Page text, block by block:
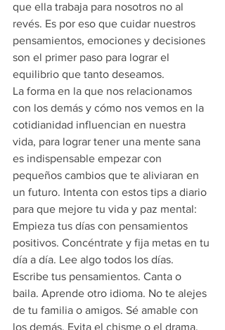
que ella trabaja para nosotros no al
revés. Es por eso que cuidar nuestros
pensamientos, emociones y decisiones
son el primer paso para lograr el
equilibrio que tanto deseamos.
La forma en la que nos relacionamos
con los demás y cómo nos vemos en la
cotidianidad influencian en nuestra
vida, para lograr tener una mente sana
es indispensable empezar con
pequeños cambios que te aliviaran en
un futuro. Intenta con estos tips a diario
para que mejore tu vida y paz mental:
Empieza tus días con pensamientos
positivos. Concéntrate y fija metas en tu
día a día. Lee algo todos los días.
Escribe tus pensamientos. Canta o
baila. Aprende otro idioma. No te alejes
de tu familia o amigos. Sé amable con
los demás. Evita el chisme o el drama.